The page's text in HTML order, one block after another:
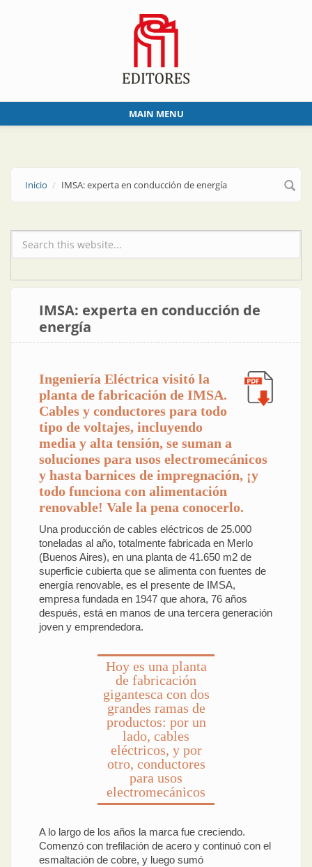
MAIN MENU
Inicio IMSA: experta en conducción de energía
Formulario de búsqueda
IMSA: experta en conducción de
energía
Ingeniería Eléctrica visitó la
planta de fabricación de IMSA.
Cables y conductores para todo
tipo de voltajes, incluyendo
media y alta tensión, se suman a
soluciones para usos electromecánicos
y hasta barnices de impregnación, ¡y
todo funciona con alimentación
renovable! Vale la pena conocerlo.
Una producción de cables eléctricos de 25.000
toneladas al año, totalmente fabricada en Merlo
(Buenos Aires), en una planta de 41.650 m2 de
superficie cubierta que se alimenta con fuentes de
energía renovable, es el presente de IMSA,
empresa fundada en 1947 que ahora, 76 años
después, está en manos de una tercera generación
joven y emprendedora.
Hoy es una planta
de fabricación
gigantesca con dos
grandes ramas de
productos: por un
lado, cables
eléctricos, y por
otro, conductores
para usos
electromecánicos
A lo largo de los años la marca fue creciendo.
Comenzó con trefilación de acero y continuó con el
esmaltación de cobre, y luego sumó